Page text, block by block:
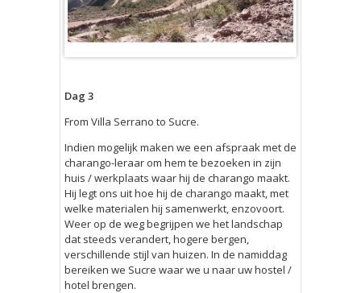
Dag 3
From Villa Serrano to Sucre.
Indien mogelijk maken we een afspraak met de
charango-leraar om hem te bezoeken in zijn
huis / werkplaats waar hij de charango maakt.
Hij legt ons uit hoe hij de charango maakt, met
welke materialen hij samenwerkt, enzovoort.
Weer op de weg begrijpen we het landschap
dat steeds verandert, hogere bergen,
verschillende stijl van huizen. In de namiddag
bereiken we Sucre waar we u naar uw hostel /
hotel brengen.